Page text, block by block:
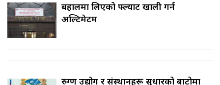
बहालमा लिएको फ्ल्याट खाली गर्न
अल्टिमेटम
रुग्ण उद्योग र संस्थानहरू सुधारको बाटोमा